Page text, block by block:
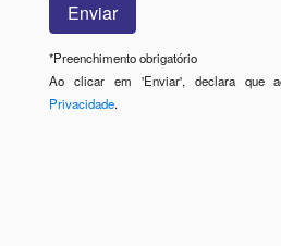
*Preenchimento obrigatório
Ao clicar em 'Enviar', declara que
Privacidade.